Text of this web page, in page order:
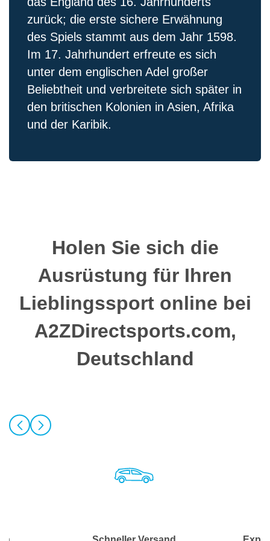
zurück; die erste sichere Erwähnung
des Spiels stammt aus dem Jahr 1598.
Im 17. Jahrhundert erfreute es sich
unter dem englischen Adel großer
Beliebtheit und verbreitete sich später in
den britischen Kolonien in Asien, Afrika
und der Karibik.
Holen Sie sich die
Ausrüstung für Ihren
Lieblingssport online bei
A2ZDirectsports.com,
Deutschland